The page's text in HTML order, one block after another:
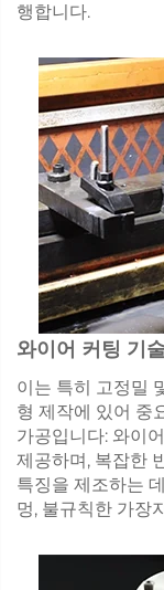
행합니다.
와이어 커팅 기
이는 특히 고정밀
형 제작에 있어 중
가공입니다: 와이
제공하며, 복잡한
특징을 제조하는
멍, 불규칙한 가장